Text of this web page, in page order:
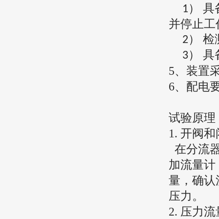
1 ）
并停止工
2）
3） 具
5、装置
6、配电
试验原理
1. 开阀和
在分流
加流量
量，确认
压力。
2. 压力